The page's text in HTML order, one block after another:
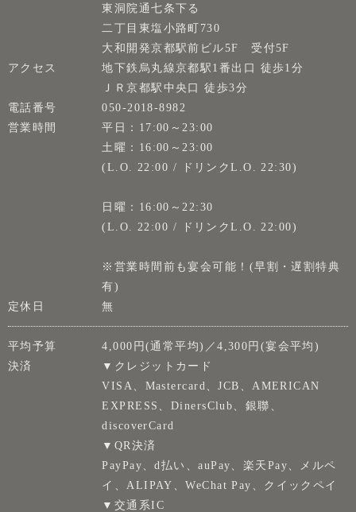
東洞院通七条下る
二丁目東塩小路町730
大和開発京都駅前ビル5F 受付5F
アクセス
地下鉄烏丸線京都駅1番出口 徒歩1分
ＪＲ京都駅中央口 徒歩3分
電話番号
050-2018-8982
営業時間
平日：17:00～23:00
土曜：16:00～23:00
(L.O. 22:00 / ドリンクL.O. 22:30)
日曜：16:00～22:30
(L.O. 22:00 / ドリンクL.O. 22:00)
※営業時間前も宴会可能！(早割・遅割特典
有)
定休日
無
平均予算
4,000円(通常平均)／4,300円(宴会平均)
決済
▼クレジットカード
VISA、Mastercard、JCB、AMERICAN
EXPRESS、DinersClub、銀聯、
discoverCard
▼QR決済
PayPay、d払い、auPay、楽天Pay、メルペ
イ、ALIPAY、WeChat Pay、クイックペイ
▼交通系IC